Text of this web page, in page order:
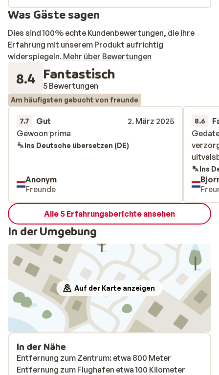
Was Gäste sagen
Dies sind 100% echte Kundenbewertungen, die ihre
Erfahrung mit unserem Produkt aufrichtig
widerspiegeln. Mehr über Bewertungen
8.4 Fantastisch
5 Bewertungen
Am häufigsten gebucht von freunde
7.7 Gut
2. März 2025
Gewoon prima
Gewoon prima
Ins Deutsche übersetzen (DE)
Anonym
Freunde
8.6
Ins
Alle 5 Erfahrungsberichte ansehen
In der Umgebung
Auf der Karte anzeigen
In der Nähe
Entfernung zum Zentrum: etwa 800 Meter
Entfernung zum Flughafen etwa 100 Kilometer